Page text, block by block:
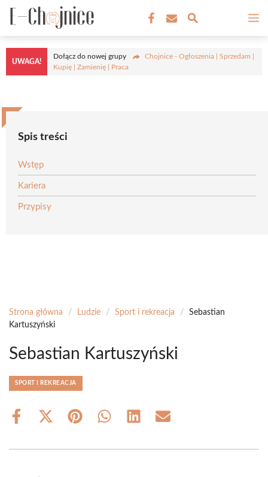
Przejdź
treści
UWAGA!
Dołącz do nowej grupy
Chojnice - Ogłoszenia | Sprzedam |
Kupię | Zamienię | Praca
Spis treści
Wstęp
Kariera
Przypisy
Strona główna / Ludzie / Sport i rekreacja /
Sebastian
Kartuszyński
Sebastian Kartuszyński
SPORT I REKREACJA
Share
Share
(Twitter)
Share Share Share Share